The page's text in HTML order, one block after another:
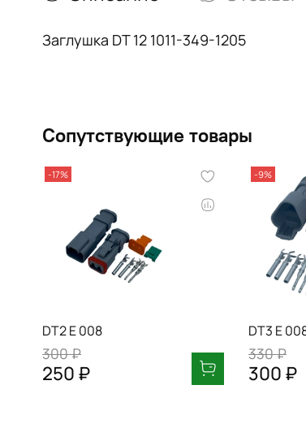
Заглушка DT 12 1011-349-1205
Сопутствующие товары
-17%
DT2 E 008
300 ₽
250 ₽
-9%
DT3 E
330 ₽
300 ₽